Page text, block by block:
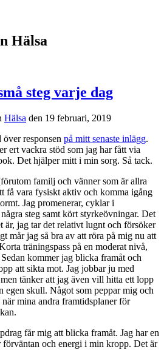
Hälsa
steg varje dag
Hälsa den 19 februari, 2019
responsen på mitt senaste inlägg.
ert vackra stöd som jag har fått via
Det hjälper mitt i min sorg. Så tack.
familj och vänner som är allra
få vara fysiskt aktiv och komma igång
Jag promenerar, cyklar i
steg samt kört styrkeövningar. Det
är, jag tar det relativt lugnt och försöker
mår jag så bra av att röra på mig nu att
träningspass på en moderat nivå,
kommer jag blicka framåt och
att sikta mot. Jag jobbar ju med
tänker att jag även vill hitta ett lopp
egen skull. Något som peppar mig och
mina andra framtidsplaner för
får mig att blicka framåt. Jag har en
förväntan och energi i min kropp. Det är